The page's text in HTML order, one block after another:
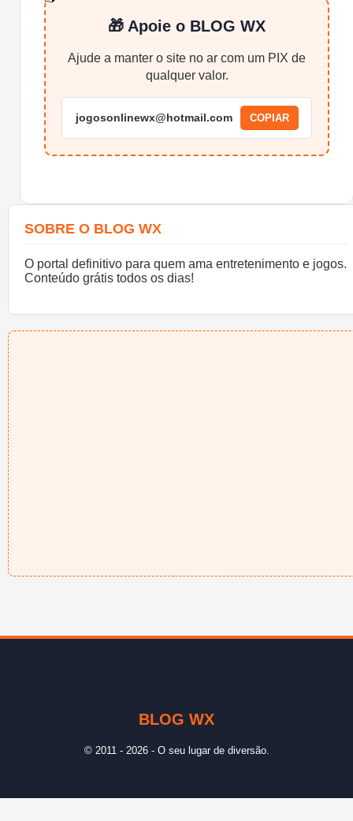
🎁 Apoie o BLOG WX
Ajude a manter o site no ar com um PIX de
qualquer valor.
jogosonlinewx@hotmail.com COPIAR
SOBRE O BLOG WX
O portal definitivo para quem ama entretenimento e jogos.
Conteúdo grátis todos os dias!
BLOG WX
© 2011 - 2026 - O seu lugar de diversão.